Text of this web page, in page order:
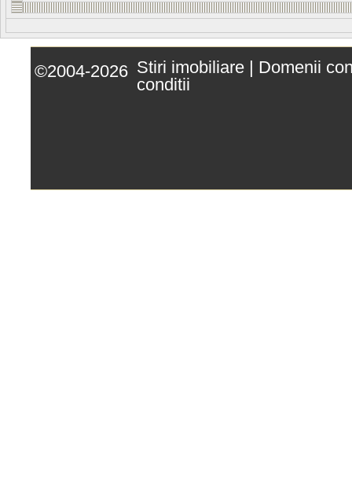
©2004-2026 Stiri imobiliare | Domenii
conditii